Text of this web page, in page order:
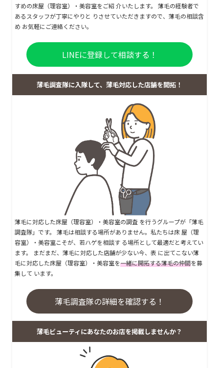
すめの床屋（理容室）・美容室をご紹 介いたします。 薄毛の経験者で
あるスタッフが丁寧にやりと りさせていただきますので、薄毛の相談含
め お気軽にご連絡ください。
LINEに登録して相談する！
薄毛調査隊に入隊して、薄毛対応した店舗を開拓！
薄毛に対応した床屋（理容室）・美容室の調査 を行うグループが「薄毛
調査隊」です。 薄毛は相談する場所がありません。私たちは床 屋（理
容室）・美容室こそが、若ハゲを相談す る場所として最適だと考えてい
ます。 まだまだ、薄毛に対応した店舗が少ない今、表 に出てこない薄
毛に対応した床屋（理容室）・美容室を一緒に開拓する薄毛の仲間を募
集して います。
薄毛調査隊の詳細を確認する！
薄毛ビューティにあなたのお店を掲載しませんか？